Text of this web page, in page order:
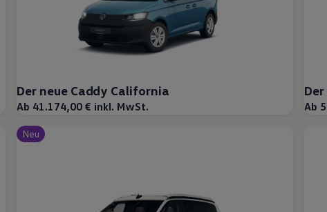
Der neue Caddy California
Ab 41.174,00 € inkl. MwSt.
Der
Ab
Neu